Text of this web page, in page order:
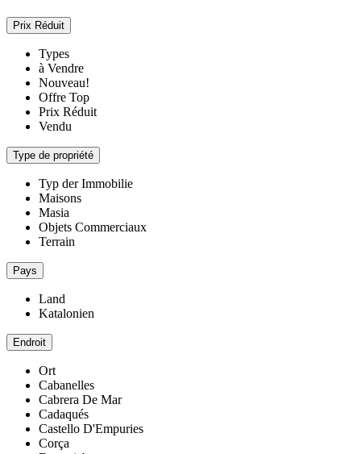
Prix Réduit
Types
à Vendre
Nouveau!
Offre Top
Prix Réduit
Vendu
Type de propriété
Typ der Immobilie
Maisons
Masia
Objets Commerciaux
Terrain
Pays
Land
Katalonien
Endroit
Ort
Cabanelles
Cabrera De Mar
Cadaqués
Castello D'Empuries
Corça